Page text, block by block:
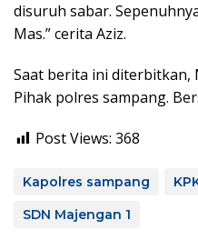
disuruh sabar.
Mas.” cerita Aziz.
Saat berita ini diterbitkan,
Pihak polres sampang.
Post Views: 368
Kapolres sampang
SDN Majengan 1